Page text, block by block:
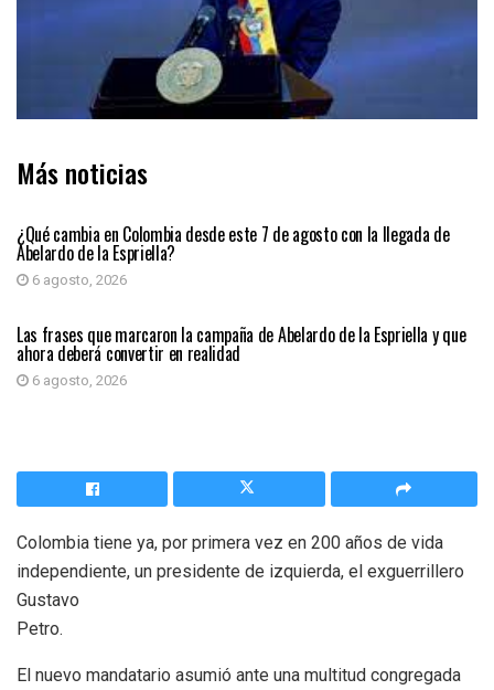
Más noticias
¿Qué cambia en Colombia desde este 7 de agosto con la llegada de
Abelardo de la Espriella?
6 agosto, 2026
PRIMER PLANO
Las frases que marcaron la campaña de Abelardo de la Espriella y que
ahora deberá convertir en realidad
6 agosto, 2026
Colombia tiene ya, por primera vez en 200 años de vida
independiente, un presidente de izquierda, el exguerrillero
Gustavo
Petro.
El nuevo mandatario asumió ante una multitud congregada